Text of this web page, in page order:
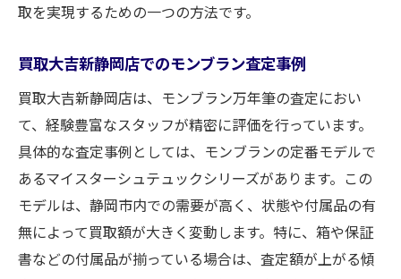
取を実現するための一つの方法です。
買取大吉新静岡店でのモンブラン査定事例
買取大吉新静岡店は、モンブラン万年筆の査定におい
て、経験豊富なスタッフが精密に評価を行っています。
具体的な査定事例としては、モンブランの定番モデルで
あるマイスターシュテュックシリーズがあります。この
モデルは、静岡市内での需要が高く、状態や付属品の有
無によって買取額が大きく変動します。特に、箱や保証
書などの付属品が揃っている場合は、査定額が上がる傾